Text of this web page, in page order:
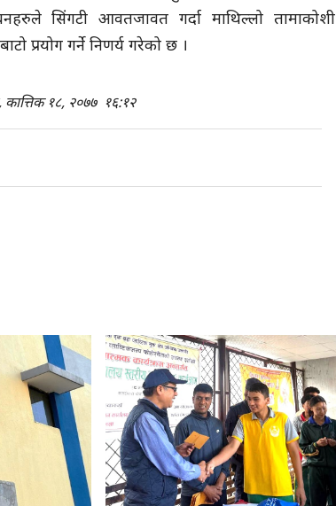
सिंगटी आवतजावत गर्दा माथिल्लो तामाकोशी
प्रयोग गर्ने निणर्य गरेको छ ।
कात्तिक १८, २०७७ १६:१२